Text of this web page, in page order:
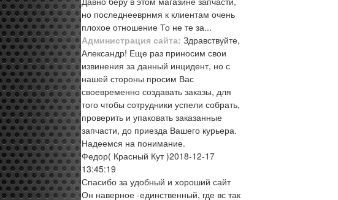
но последнееврнмя к клиентам очень
плохое отношение То не те за...
Администрация сайта: Здравствуйте,
Александр! Еще раз приносим свои
извинения за данный инцидент, но с
нашей стороны просим Вас
своевременно создавать заказы, для
того чтобы сотрудники успели собрать,
проверить и упаковать заказанные
запчасти, до приезда Вашего курьера.
Надеемся на понимание.
Федор( Красный Кут )2018-12-17
13:45:19
Спасибо за удобный и хороший сайт
Он наверное -единственный, где вс так